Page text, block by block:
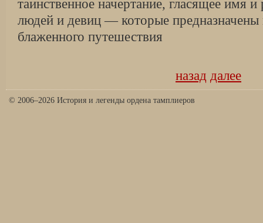
таинственное начертание, гласящее имя
людей и девиц — которые предназначены
блаженного путешествия
назад далее
© 2006–2026 История и легенды ордена тамплиеров